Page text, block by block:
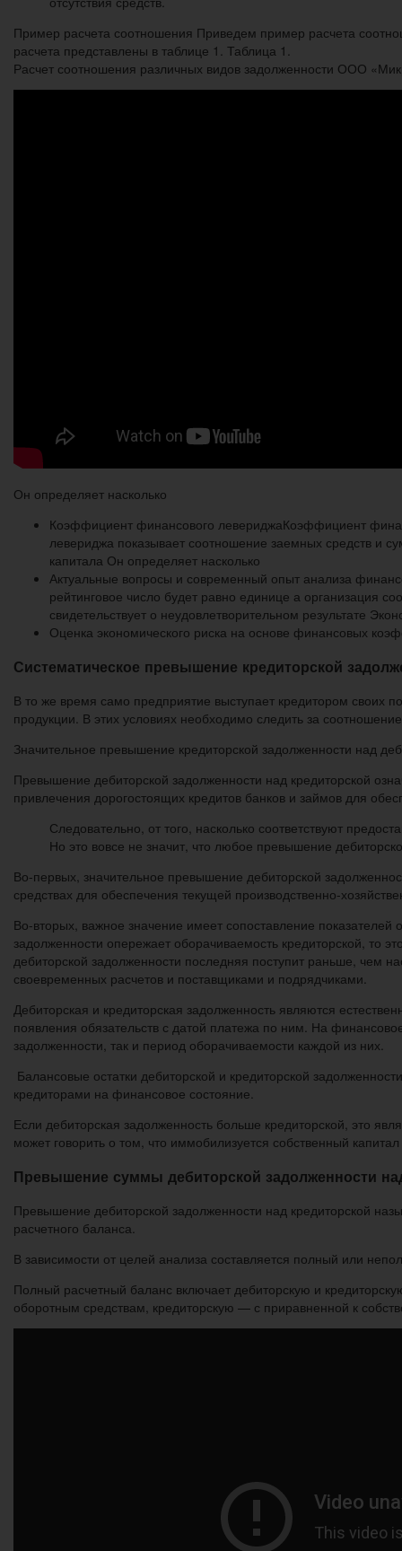
Пример расчета соотношения Приведем пример расчета
расчета представлены в таблице 1. Таблица 1.
Расчет соотношения различных видов задолженности ООО
Он определяет насколько
Коэффициент финансового левериджаКоэффициент
левериджа показывает соотношение заемных средств и
капитала Он определяет насколько
Актуальные вопросы и современный опыт анализа
рейтинговое число будет равно единице а организация
свидетельствует о неудовлетворительном результате
Оценка экономического риска на основе финансовых
Систематическое превышение кредиторской
В то же время само предприятие выступает кредитором своих
продукции. В этих условиях необходимо следить за
Значительное превышение кредиторской задолженности над
Превышение дебиторской задолженности над кредиторской
привлечения дорогостоящих кредитов банков и займов для
Следовательно, от того, насколько соответствуют
Но это вовсе не значит, что любое превышение
Во-первых, значительное превышение дебиторской
средствах для обеспечения текущей производственно-
Во-вторых, важное значение имеет сопоставление
задолженности опережает оборачиваемость кредиторской, то
дебиторской задолженности последняя поступит раньше, чем
своевременных расчетов и поставщиками и подрядчиками.
Дебиторская и кредиторская задолженность являются
появления обязательств с датой платежа по ним. На
задолженности, так и период оборачиваемости каждой из них.
Балансовые остатки дебиторской и кредиторской
кредиторами на финансовое состояние.
Если дебиторская задолженность больше кредиторской, это
может говорить о том, что иммобилизуется собственный
Превышение суммы дебиторской задолженности
Превышение дебиторской задолженности над кредиторской
расчетного баланса.
В зависимости от целей анализа составляется полный или
Полный расчетный баланс включает дебиторскую и
оборотным средствам, кредиторскую — с приравненной к